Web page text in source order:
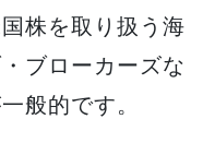
株を取り扱う海
ブローカーズな
般的です。